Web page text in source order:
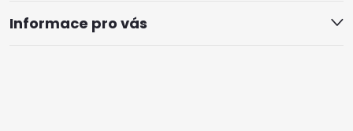
Informace pro vás